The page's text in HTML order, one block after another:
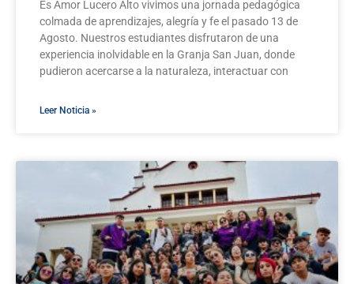
Es Amor Lucero Alto vivimos una jornada pedagógica
colmada de aprendizajes, alegría y fe el pasado 13 de
Agosto. Nuestros estudiantes disfrutaron de una
experiencia inolvidable en la Granja San Juan, donde
pudieron acercarse a la naturaleza, interactuar con
Leer Noticia »